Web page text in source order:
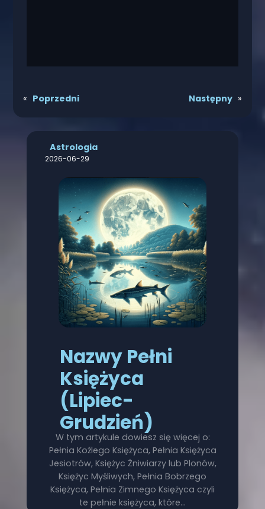
« Poprzedni Następny »
Astrologia
2026-06-29
Nazwy Pełni
Księżyca
(Lipiec-
Grudzień)
W tym artykule dowiesz się więcej o:
Pełnia Koźlego Księżyca, Pełnia Księżyca
Jesiotrów, Księżyc Żniwiarzy lub Plonów,
Księżyc Myśliwych, Pełnia Bobrzego
Księżyca, Pełnia Zimnego Księżyca czyli
te pełnie księżyca, które…